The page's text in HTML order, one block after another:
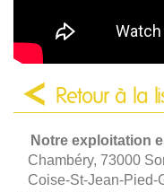
Retour à la
Notre exploitation
Chambéry, 73000
Coise-St-Jean-Pied-